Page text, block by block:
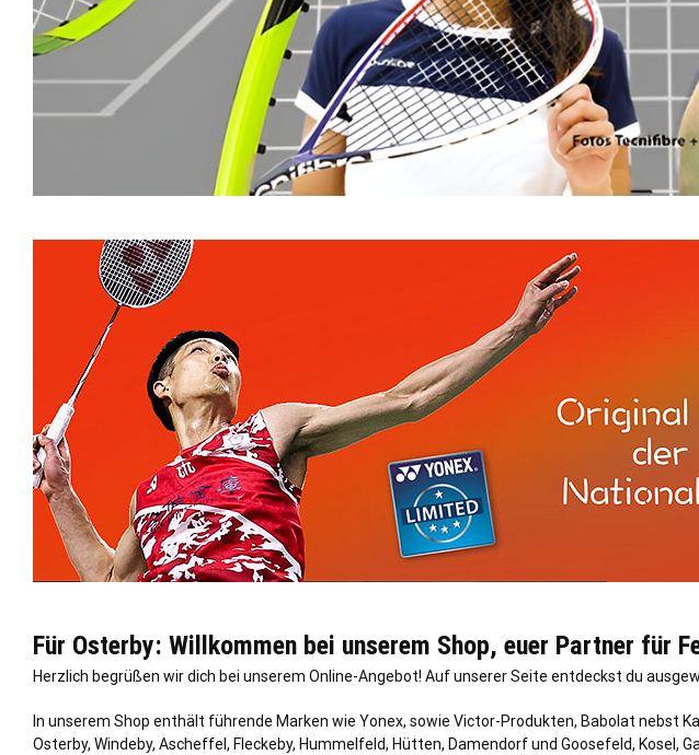
Für Osterby: Willkommen bei unserem Shop, euer Partner für
Herzlich begrüßen wir dich bei unserem Online-Angebot! Auf unserer Seite entdeckst du
In unserem Shop enthält führende Marken wie Yonex, sowie Victor-Produkten, Babolat nebst
Osterby, Windeby, Ascheffel , Fleckeby, Hummelfeld, Hütten, Damendorfund Goosefeld, Kosel ,